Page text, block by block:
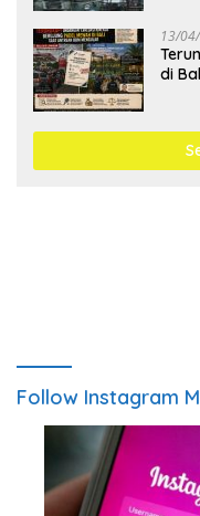
13/
di
Follow Instagram